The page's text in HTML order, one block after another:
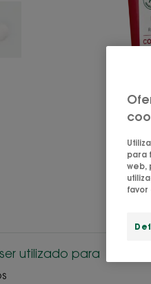
utilizado para
para
web,
favor